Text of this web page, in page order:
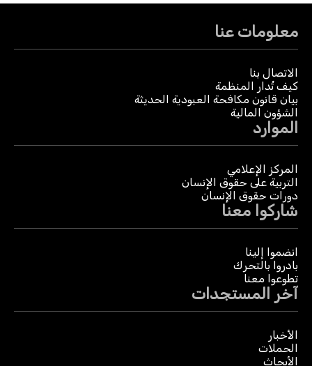
معلومات عنا
الاتصال بنا
كيف تُدار المنظمة
بيان قانون مكافحة العبودية الحديثة
الشؤون المالية
الموارد
المركز الإعلامي
التربية على حقوق الإنسان
دورات حقوق الإنسان
شاركوا معنا
انضموا إلينا
بادروا بالتحرك
تطوعوا معنا
آخر المستجدات
الأخبار
الحملات
الأبحاث